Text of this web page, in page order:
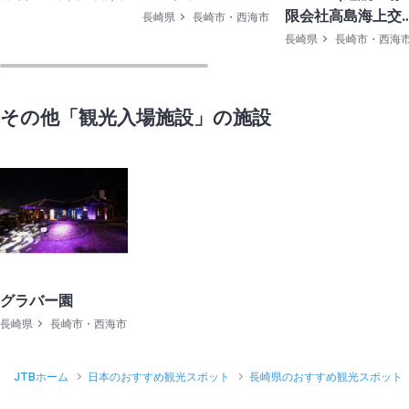
長崎県 長崎市・西海市
限会社高島海上交
通）
長崎県 長崎市・西海
その他「観光入場施設」の施設
グラバー園
長崎県 長崎市・西海市
JTBホーム 日本のおすすめ観光スポット 長崎県のおすすめ観光スポット